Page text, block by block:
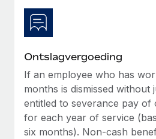
Meer informatie
Ontslagvergoeding
If an employee who has
months is dismissed without
entitled to severance pay of
for each year of service
six months). Non-cash